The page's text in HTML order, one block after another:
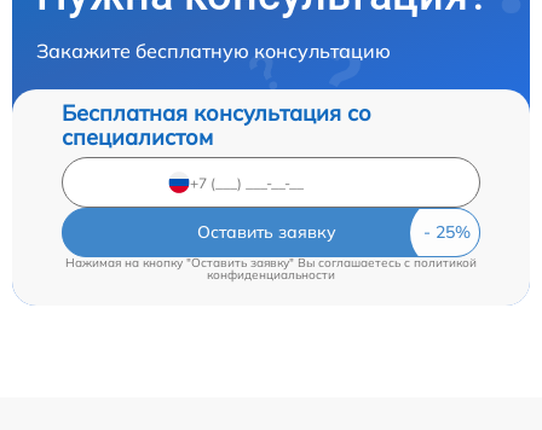
Закажите бесплатную консультацию
Бесплатная консультация со
специалистом
Оставить заявку
Нажимая на кнопку "Оставить заявку" Вы соглашаетесь c политикой
конфиденциальности